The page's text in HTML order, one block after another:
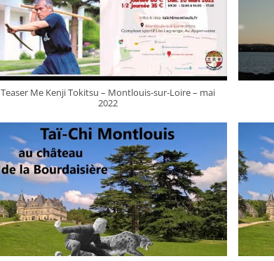
Teaser Me Kenji Tokitsu – Montlouis-sur-Loire – mai
2022